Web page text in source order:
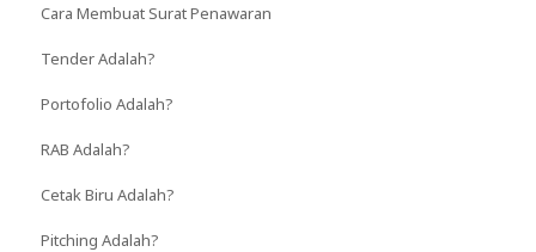
Cara Membuat Surat Penawaran
Tender Adalah?
Portofolio Adalah?
RAB Adalah?
Cetak Biru Adalah?
Pitching Adalah?